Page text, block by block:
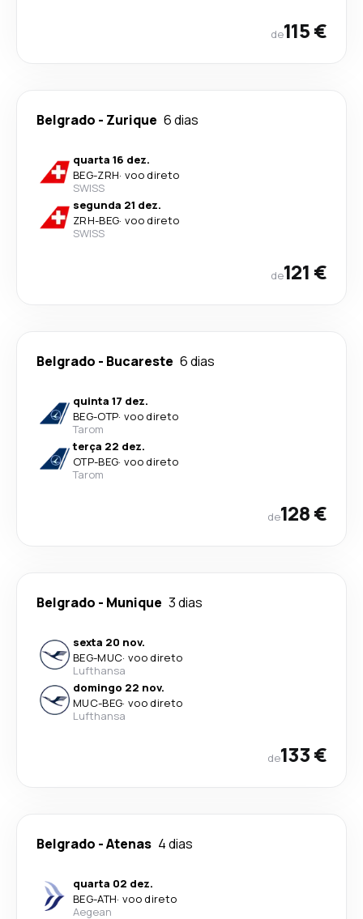
de115 €
Belgrado - Zurique 6 dias
quarta 16 dez.
BEG-ZRH· voo direto
SWISS
segunda 21 dez.
ZRH-BEG· voo direto
SWISS
de121 €
Belgrado - Bucareste 6 dias
quinta 17 dez.
BEG-OTP· voo direto
Tarom
terça 22 dez.
OTP-BEG· voo direto
Tarom
de128 €
Belgrado - Munique 3 dias
sexta 20 nov.
BEG-MUC· voo direto
Lufthansa
domingo 22 nov.
MUC-BEG· voo direto
Lufthansa
de133 €
Belgrado -Atenas 4 dias
quarta 02 dez.
BEG-ATH· voo direto
Aegean